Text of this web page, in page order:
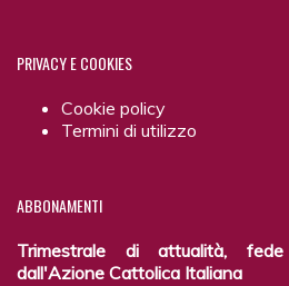
PRIVACYE COOKIES
Cookie policy
Termini di utilizzo
ABBONAMENTI
Trimestrale di attualità,
dall'Azione Cattolica Italiana